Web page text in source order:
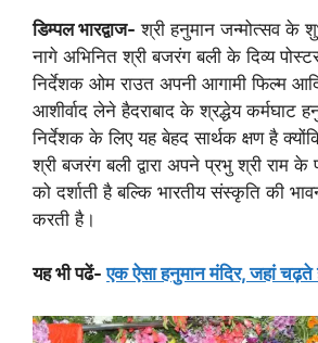
डिम्पल भारद्वाज- श्री हनुमान जन्मोत्सव के
नागे अभिनित श्री बजरंग बली के दिव्य
निर्देशक ओम राउत अपनी आगामी फिल्म
आशीर्वाद लेने हैदराबाद के श्रद्धेय कर्मघाट
निर्देशक के लिए यह बेहद सार्थक क्षण है
श्री बजरंग बली द्वारा अपने प्रभु श्री राम
को दर्शाती है बल्कि भारतीय संस्कृति की
करती है।
यह भी पढें-एक ऐसा हनुमान मंदिर, जहां